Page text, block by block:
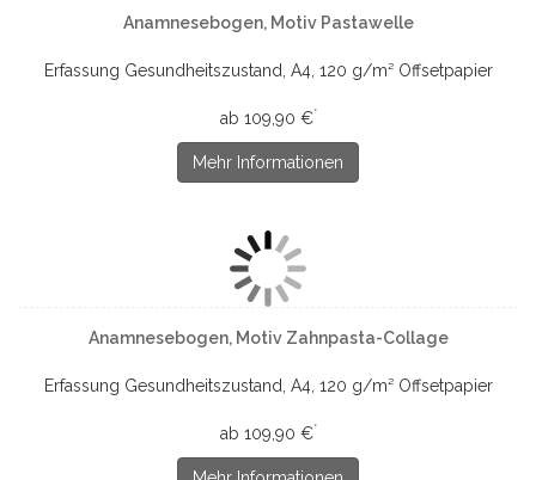
Anamnesebogen, Motiv Pastawelle
Erfassung Gesundheitszustand, A4, 120 g/m² Offsetpapier
ab 109,90 €*
Mehr Informationen
Anamnesebogen, Motiv Zahnpasta-Collage
Erfassung Gesundheitszustand, A4, 120 g/m² Offsetpapier
ab 109,90 €*